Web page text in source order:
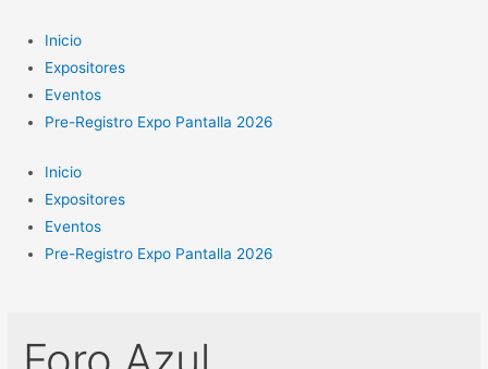
contenido
Inicio
Expositores
Eventos
Pre-Registro Expo Pantalla 2026
Inicio
Expositores
Eventos
Pre-Registro Expo Pantalla 2026